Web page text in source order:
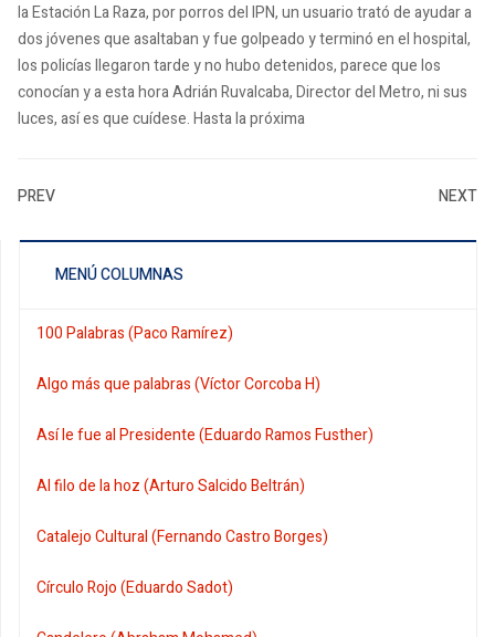
la Estación La Raza, por porros del IPN, un usuario trató de ayudar a
dos jóvenes que asaltaban y fue golpeado y terminó en el hospital,
los policías llegaron tarde y no hubo detenidos, parece que los
conocían y a esta hora Adrián Ruvalcaba, Director del Metro, ni sus
luces, así es que cuídese. Hasta la próxima
PREV NEXT
MENÚ COLUMNAS
100 Palabras (Paco Ramírez)
Algo más que palabras (Víctor Corcoba H)
Así le fue al Presidente (Eduardo Ramos Fusther)
Al filo de la hoz (Arturo Salcido Beltrán)
Catalejo Cultural (Fernando Castro Borges)
Círculo Rojo (Eduardo Sadot)